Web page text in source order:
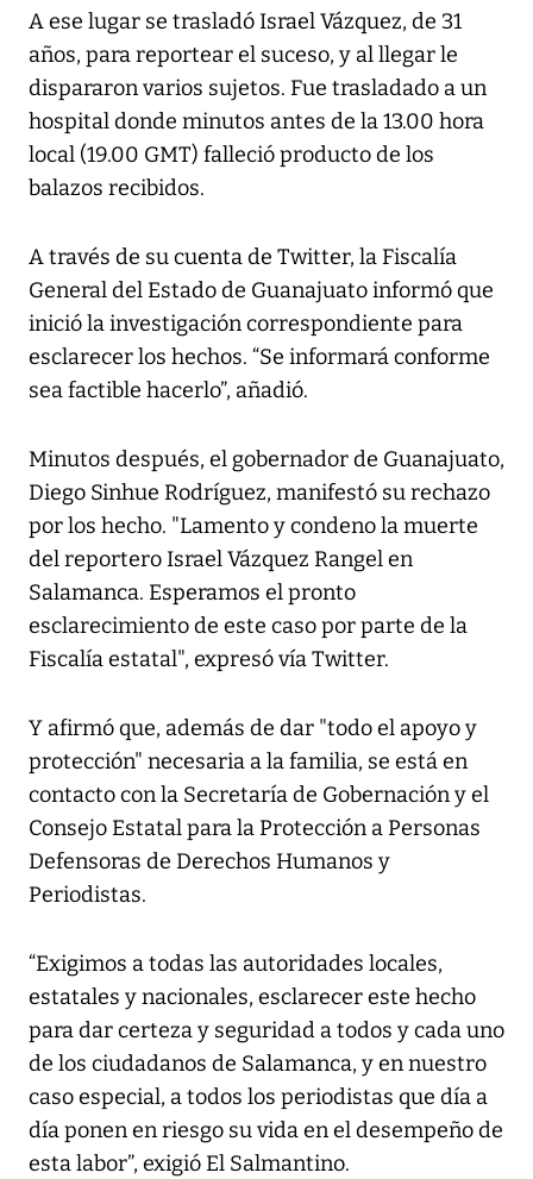
A ese lugar se trasladó Israel Vázquez, de 31
años, para reportear el suceso, y al llegar le
dispararon varios sujetos. Fue trasladado a un
hospital donde minutos antes de la 13.00 hora
local (19.00 GMT) falleció producto de los
balazos recibidos.
A través de su cuenta de Twitter, la Fiscalía
General del Estado de Guanajuato informó que
inició la investigación correspondiente para
esclarecer los hechos. “Se informará conforme
sea factible hacerlo”, añadió.
Minutos después, el gobernador de Guanajuato,
Diego Sinhue Rodríguez, manifestó su rechazo
por los hecho. "Lamento y condeno la muerte
del reportero Israel Vázquez Rangel en
Salamanca. Esperamos el pronto
esclarecimiento de este caso por parte de la
Fiscalía estatal", expresó vía Twitter.
Y afirmó que, además de dar "todo el apoyo y
protección" necesaria a la familia, se está en
contacto con la Secretaría de Gobernación y el
Consejo Estatal para la Protección a Personas
Defensoras de Derechos Humanos y
Periodistas.
“Exigimos a todas las autoridades locales,
estatales y nacionales, esclarecer este hecho
para dar certeza y seguridad a todos y cada uno
de los ciudadanos de Salamanca, y en nuestro
caso especial, a todos los periodistas que día a
día ponen en riesgo su vida en el desempeño de
esta labor”, exigió El Salmantino.